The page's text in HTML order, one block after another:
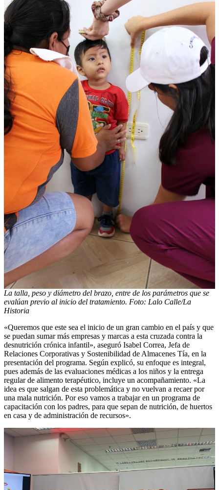
La talla, peso y diámetro del brazo, entre de los parámetros que se
evalúan previo al inicio del tratamiento. Foto: Lalo Calle/La
Historia
«Queremos que este sea el inicio de un gran cambio en el país y que
se puedan sumar más empresas y marcas a esta cruzada contra la
desnutrición crónica infantil», aseguró Isabel Correa, Jefa de
Relaciones Corporativas y Sostenibilidad de Almacenes Tía, en la
presentación del programa. Según explicó, su enfoque es integral,
pues además de las evaluaciones médicas a los niños y la entrega
regular de alimento terapéutico, incluye un acompañamiento. «La
idea es que salgan de esta problemática y no vuelvan a recaer por
una mala nutrición. Por eso vamos a trabajar en un programa de
capacitación con los padres, para que sepan de nutrición, de huertos
en casa y de administración de recursos».